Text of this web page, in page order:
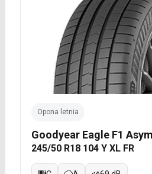
Opona letnia
Goodyear Eagle F1
245/50 R18 104 Y XL FR